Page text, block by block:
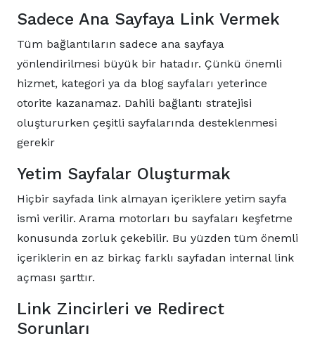
Sadece Ana Sayfaya Link Vermek
Tüm bağlantıların sadece ana sayfaya
yönlendirilmesi büyük bir hatadır. Çünkü önemli
hizmet, kategori ya da blog sayfaları yeterince
otorite kazanamaz. Dahili bağlantı stratejisi
oluştururken çeşitli sayfalarında desteklenmesi
gerekir
Yetim Sayfalar Oluşturmak
Hiçbir sayfada link almayan içeriklere yetim sayfa
ismi verilir. Arama motorları bu sayfaları keşfetme
konusunda zorluk çekebilir. Bu yüzden tüm önemli
içeriklerin en az birkaç farklı sayfadan internal link
açması şarttır.
Link Zincirleri ve Redirect
Sorunları